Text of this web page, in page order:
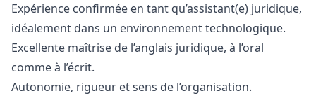
Expérience confirmée en tant qu’assistant(e) juridique,
idéalement dans un environnement technologique.
Excellente maîtrise de l’anglais juridique, à l’oral
comme à l’écrit.
Autonomie, rigueur et sens de l’organisation.